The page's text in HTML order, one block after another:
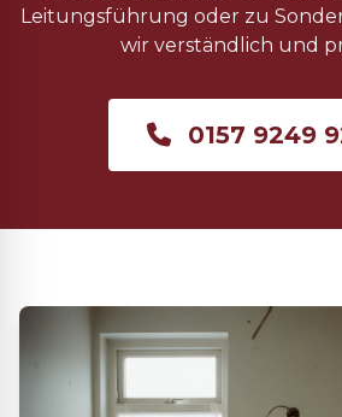
Leitungsführung oder zu
wir verständlich und
0157 9249